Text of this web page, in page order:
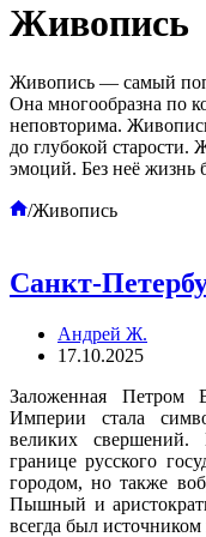
Живопись
Живопись — самый
Она многообразна по
неповторима.
до глубокой
эмоций. Без неё жизнь
Главная
/Живопись
Санкт-
Андрей Ж.
17.10.2025
Заложенная Петром
Империи стала
великих свершений.
границе русского
городом, но также
Пышный и
всегда был